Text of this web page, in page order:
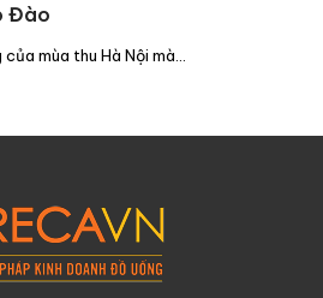
Đào
mùa thu Hà Nội mà…